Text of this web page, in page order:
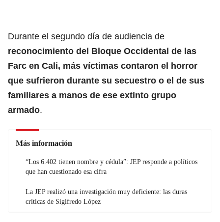
Durante el segundo día de audiencia de
reconocimiento del Bloque Occidental de las
Farc en Cali, más víctimas contaron el horror
que sufrieron durante su secuestro o el de sus
familiares a manos de ese extinto grupo
armado.
Más información
“Los 6.402 tienen nombre y cédula”: JEP responde a políticos
que han cuestionado esa cifra
La JEP realizó una investigación muy deficiente: las duras
críticas de Sigifredo López